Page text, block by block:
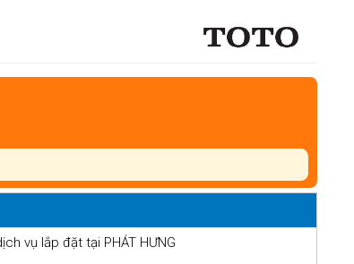
vụ lắp đặt tại PHÁT HƯNG